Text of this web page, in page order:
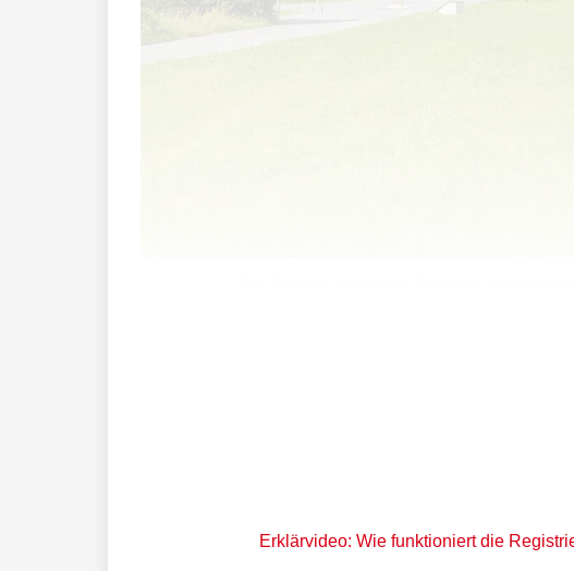
Erklärvideo: Wie funktioniert die